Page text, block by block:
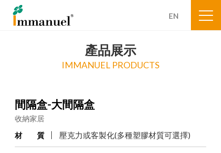
EN
產品展示
IMMANUEL PRODUCTS
間隔盒-大間隔盒
收納家居
材 質
壓克力或客製化(多種塑膠材質可選擇)